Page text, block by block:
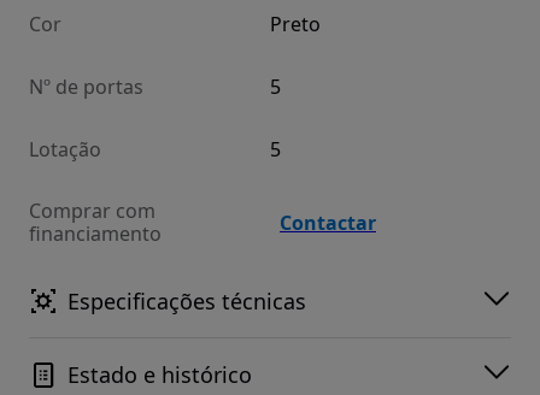
Cor Preto
Nº de portas 5
Lotação 5
Comprar com
financiamento
Contactar
Especificações técnicas
Estado e histórico